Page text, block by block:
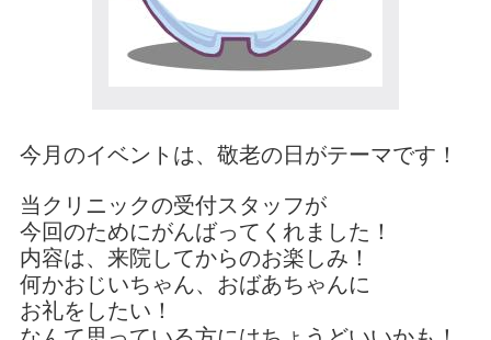
今月のイベントは、敬老の日がテーマです！
当クリニックの受付スタッフが
今回のためにがんばってくれました！
内容は、来院してからのお楽しみ！
何かおじいちゃん、おばあちゃんに
お礼をしたい！